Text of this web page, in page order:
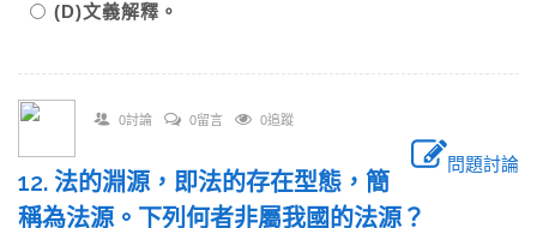
(D)文義解釋。
0討論 0留言 0追蹤
問題討論
12. 法的淵源，即法的存在型態，簡
稱為法源。下列何者非屬我國的法源？